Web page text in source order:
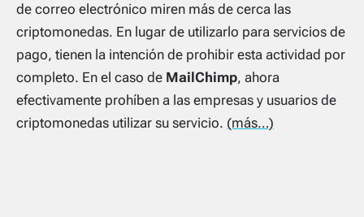
de correo electrónico miren más de cerca las
criptomonedas. En lugar de utilizarlo para servicios de
pago, tienen la intención de prohibir esta actividad por
completo. En el caso de MailChimp, ahora
efectivamente prohíben a las empresas y usuarios de
criptomonedas utilizar su servicio. (más…)